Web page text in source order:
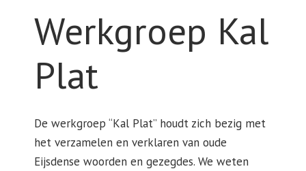
Werkgroep Kal
Plat
De werkgroep “Kal Plat” houdt zich bezig met
het verzamelen en verklaren van oude
Eijsdense woorden en gezegdes. We weten